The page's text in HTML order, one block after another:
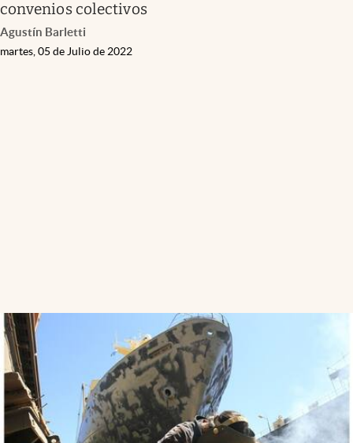
convenios colectivos
Agustín Barletti
martes, 05 de Julio de 2022